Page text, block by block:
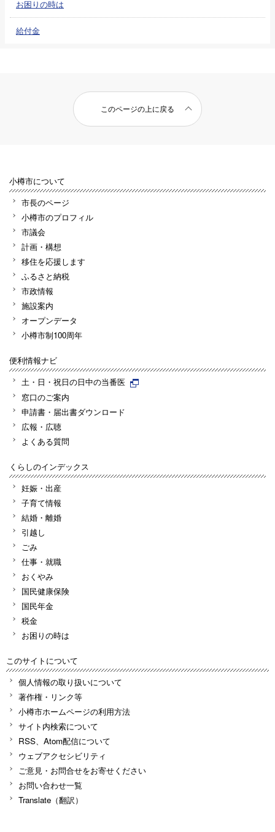
お困りの時は
給付金
このページの上に戻る
小樽市について
市長のページ
小樽市のプロフィル
市議会
計画・構想
移住を応援します
ふるさと納税
市政情報
施設案内
オープンデータ
小樽市制100周年
便利情報ナビ
土・日・祝日の日中の当番医
窓口のご案内
申請書・届出書ダウンロード
広報・広聴
よくある質問
くらしのインデックス
妊娠・出産
子育て情報
結婚・離婚
引越し
ごみ
仕事・就職
おくやみ
国民健康保険
国民年金
税金
お困りの時は
このサイトについて
個人情報の取り扱いについて
著作権・リンク等
小樽市ホームページの利用方法
サイト内検索について
RSS、Atom配信について
ウェブアクセシビリティ
ご意見・お問合せをお寄せください
お問い合わせ一覧
Translate（翻訳）